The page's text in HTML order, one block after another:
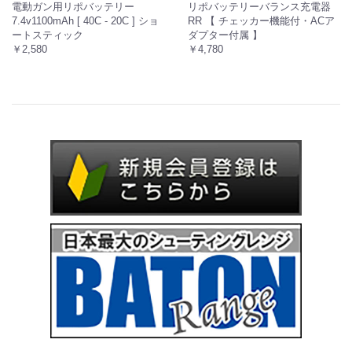
電動ガン用リポバッテリー
7.4v1100mAh [ 40C - 20C ] ショ
ートスティック
￥2,580
リポバッテリーバランス充電器
RR 【 チェッカー機能付・ACア
ダプター付属 】
￥4,780